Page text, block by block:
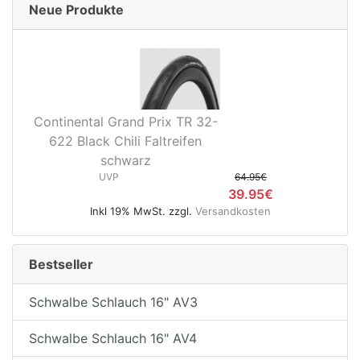
Neue Produkte
Continental Grand Prix TR 32-
622 Black Chili Faltreifen
schwarz
UVP 64.95€
39.95€
Inkl 19% MwSt. zzgl. Versandkosten
Bestseller
Schwalbe Schlauch 16" AV3
Schwalbe Schlauch 16" AV4